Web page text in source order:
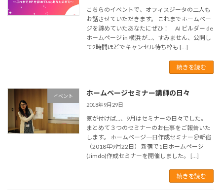
こちらのイベントで、オフィスジータの二人も
お話させていただきます。 これまでホームペー
ジを諦めていたあなたにぜひ！ AI ビルダー de
ホームページ in 横浜 が…、すみません、公開し
て2時間ほどでキャンセル待ち枠も […]
続きを読む
イベント ホームページセミナー講師の日々
2018年9月29日
気が付けば…、9月はセミナーの日々でした。
まとめて３つのセミナーのお仕事をご報告いた
します。 ホームページ一日作成セミナー＠新宿
（2018年9月22日） 新宿で1日ホームページ
(Jimdo)作成セミナーを開催しました。 […]
続きを読む